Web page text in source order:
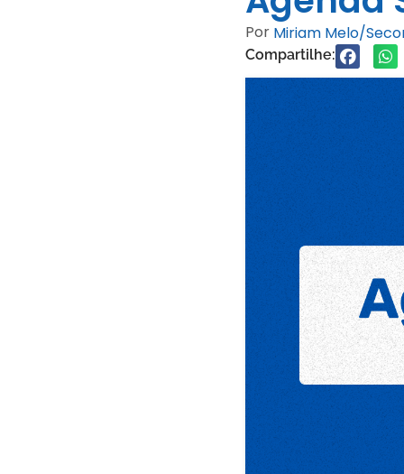
Por Miriam Melo/
Compartilhe: